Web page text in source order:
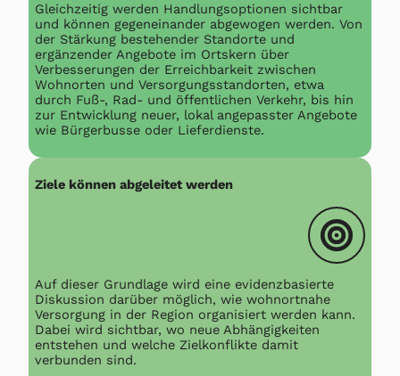
Gleichzeitig werden Handlungsoptionen sichtbar
und können gegeneinander abgewogen werden. Von
der Stärkung bestehender Standorte und
ergänzender Angebote im Ortskern über
Verbesserungen der Erreichbarkeit zwischen
Wohnorten und Versorgungsstandorten, etwa
durch Fuß-, Rad- und öffentlichen Verkehr, bis hin
zur Entwicklung neuer, lokal angepasster Angebote
wie Bürgerbusse oder Lieferdienste.
Ziele können abgeleitet werden
Auf dieser Grundlage wird eine evidenzbasierte
Diskussion darüber möglich, wie wohnortnahe
Versorgung in der Region organisiert werden kann.
Dabei wird sichtbar, wo neue Abhängigkeiten
entstehen und welche Zielkonflikte damit
verbunden sind.